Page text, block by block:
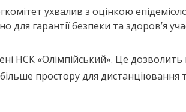
ухвалив з оцінкою
гарантії безпеки та здоров’я
НСК «Олімпійський». Це
більше простору для